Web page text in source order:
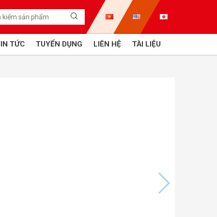
TỨC TUYỂN DỤNG LIÊN HỆ TÀI LIỆU